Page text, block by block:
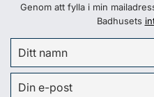
Genom att fylla i min
Badhusets